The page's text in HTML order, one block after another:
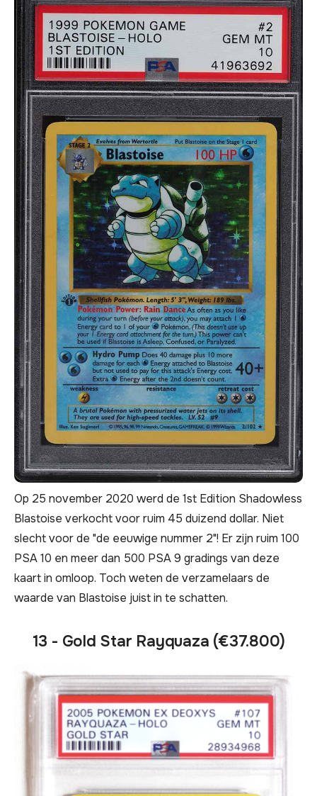
Op 25 november 2020 werd de 1st Edition Shadowless
Blastoise verkocht voor ruim 45 duizend dollar. Niet
slecht voor de "de eeuwige nummer 2"! Er zijn ruim 100
PSA 10 en meer dan 500 PSA 9 gradings van deze
kaart in omloop. Toch weten de verzamelaars de
waarde van Blastoise juist in te schatten.
13 - Gold Star Rayquaza (€37.800)